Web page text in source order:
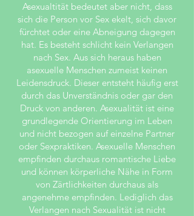
Asexualtität bedeutet aber nicht, dass
sich die Person vor Sex ekelt, sich davor
fürchtet oder eine Abneigung dagegen
hat. Es besteht schlicht kein Verlangen
nach Sex. Aus sich heraus haben
asexuelle Menschen zumeist keinen
Leidensdruck. Dieser entsteht häufig erst
durch das Unverständnis oder gar den
Druck von anderen. Asexualität ist eine
grundlegende Orientierung im Leben
und nicht bezogen auf einzelne Partner
oder Sexpraktiken. Asexuelle Menschen
empfinden durchaus romantische Liebe
und können körperliche Nähe in Form
von Zärtlichkeiten durchaus als
angenehme empfinden. Lediglich das
Verlangen nach Sexualität ist nicht